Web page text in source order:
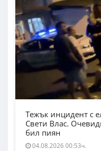
Тежък инцидент с
Свети Влас.
бил пиян
04.08.2026 00:53ч.